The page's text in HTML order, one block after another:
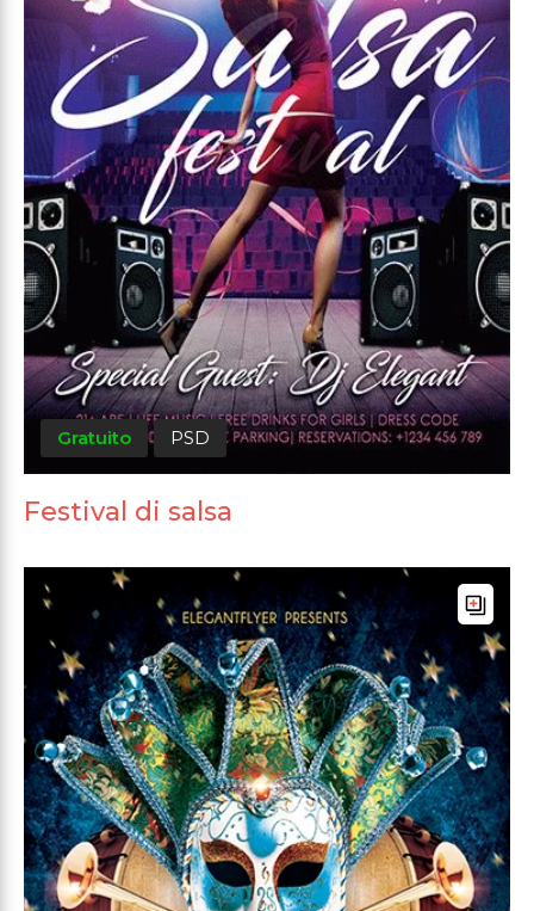
Gratuito PSD
Festival di salsa